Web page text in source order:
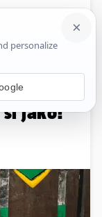
Komentari
i Liz
si jako!'